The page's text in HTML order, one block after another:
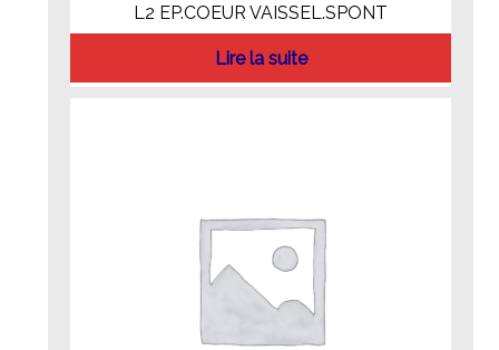
L2 EP.COEUR VAISSEL.SPONT
Lire la suite